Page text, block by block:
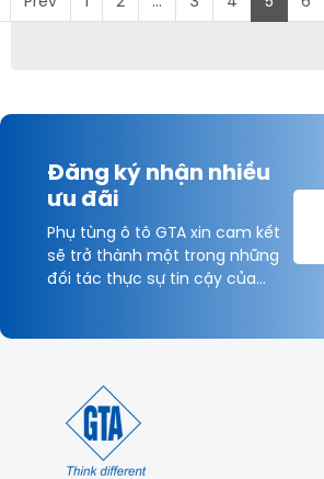
Đăng ký nhận nhiều
ưu đãi
Phụ tùng ô tô GTA xin cam kết
sẽ trở thành một trong những
đối tác thực sự tin cậy của